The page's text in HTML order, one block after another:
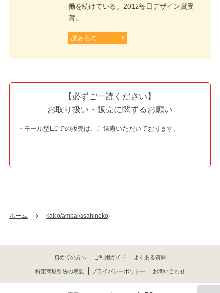
働を続けている。2012毎日デザイン賞受
賞。
読みもの
【必ずご一読ください】
お取り扱い・販売に関するお願い
・モール型ECでの販売は、ご遠慮いただいております。
ホーム kaico/ambai/asahineko
初めての方へ ご利用ガイド よくある質問
特定商取引法の表記 プライバシーポリシー お問い合わせ